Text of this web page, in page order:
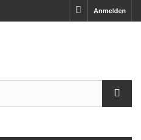
Anmelden